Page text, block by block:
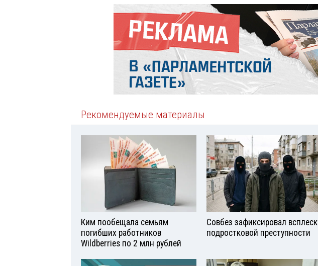
Рекомендуемые материалы
Ким пообещала семьям
погибших работников
Wildberries по 2 млн рублей
Совбез зафиксировал всплеск
подростковой преступности